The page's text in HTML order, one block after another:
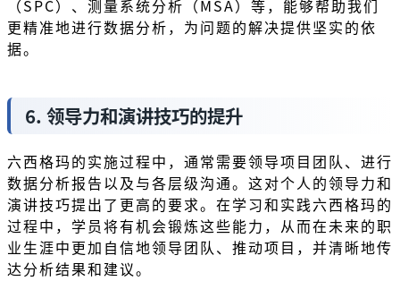
（SPC）、测量系统分析（MSA）等，能够帮助我们
更精准地进行数据分析，为问题的解决提供坚实的依
据。
6. 领导力和演讲技巧的提升
六西格玛的实施过程中，通常需要领导项目团队、进行
数据分析报告以及与各层级沟通。这对个人的领导力和
演讲技巧提出了更高的要求。在学习和实践六西格玛的
过程中，学员将有机会锻炼这些能力，从而在未来的职
业生涯中更加自信地领导团队、推动项目，并清晰地传
达分析结果和建议。